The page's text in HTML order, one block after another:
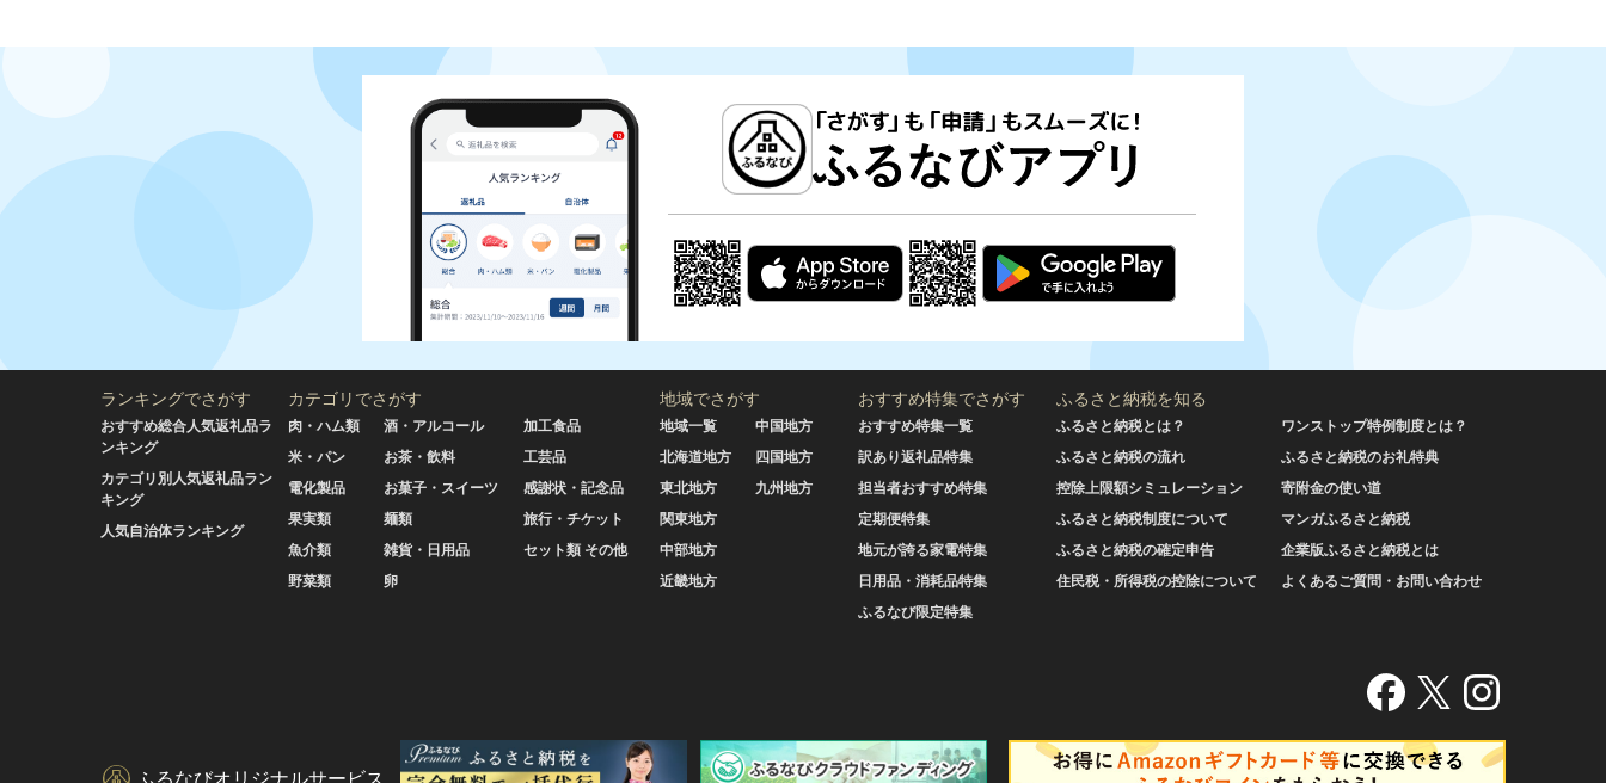
ランキングでさがす
おすすめ総合人気返礼品ラ
ンキング
カテゴリ別人気返礼品ラン
キング
人気自治体ランキング
カテゴリでさがす
肉・ハム類
米・パン
電化製品
果実類
魚介類
野菜類
酒・アルコール
お茶・飲料
お菓子・スイーツ
麺類
雑貨・日用品
卵
加工食品
工芸品
感謝状・記念品
旅行・チケット
セット類 その他
地域でさがす
地域一覧
北海道地方
東北地方
関東地方
中部地方
近畿地方
中国地方
四国地方
九州地方
おすすめ特集でさがす
おすすめ特集一覧
訳あり返礼品特集
担当者おすすめ特集
定期便特集
地元が誇る家電特集
日用品・消耗品特集
ふるなび限定特集
ふるさと納税を知る
ふるさと納税とは？
ふるさと納税の流れ
控除上限額シミュレーション
ふるさと納税制度について
ふるさと納税の確定申告
住民税・所得税の控除について
ワンストップ特例制度とは？
ふるさと納税のお礼特典
寄附金の使い道
マンガふるさと納税
企業版ふるさと納税とは
よくあるご質問・お問い合わせ